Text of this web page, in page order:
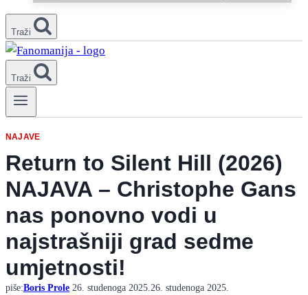
Traži
Traži
NAJAVE
Return to Silent Hill (2026)
NAJAVA – Christophe Gans
nas ponovno vodi u
najstrašniji grad sedme
umjetnosti!
piše:Boris Prole 26. studenoga 2025.26. studenoga 2025.